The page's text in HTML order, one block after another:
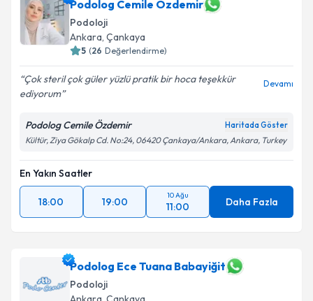
Podolog Cemile Özdemir
Podoloji
Ankara, Çankaya
5 (26 Değerlendirme)
Çok steril çok güler yüzlü pratik bir hoca teşekkür
ediyorum
Devamı
Podolog Cemile Özdemir Haritada Göster
Kültür, Ziya Gökalp Cd. No:24, 06420 Çankaya/Ankara, Ankara, Turkey
En Yakın Saatler
18:00 19:00
10 Ağu
11:00 Daha Fazla
Podolog Ece Tuana Babayiğit
Podoloji